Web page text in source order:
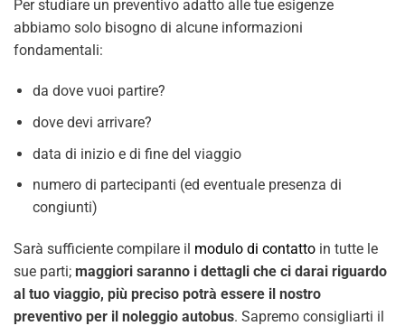
Per studiare un preventivo adatto alle tue esigenze
abbiamo solo bisogno di alcune informazioni
fondamentali:
da dove vuoi partire?
dove devi arrivare?
data di inizio e di fine del viaggio
numero di partecipanti (ed eventuale presenza di
congiunti)
Sarà sufficiente compilare il modulo di contatto in tutte le
sue parti; maggiori saranno i dettagli che ci darai riguardo
al tuo viaggio, più preciso potrà essere il nostro
preventivo per il noleggio autobus. Sapremo consigliarti il